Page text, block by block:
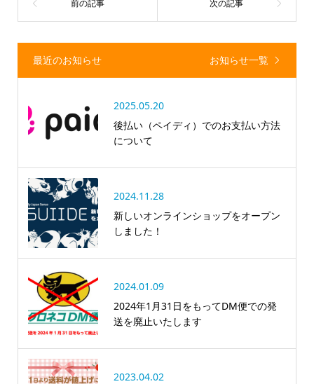
最近のお知らせ お知らせ一覧
2025.05.20
後払い（ペイディ）でのお支払い方法
について
2024.11.28
新しいオンラインショップをオープン
しました！
2024.01.09
2024年1月31日をもってDM便での発
送を廃止いたします
2023.04.02